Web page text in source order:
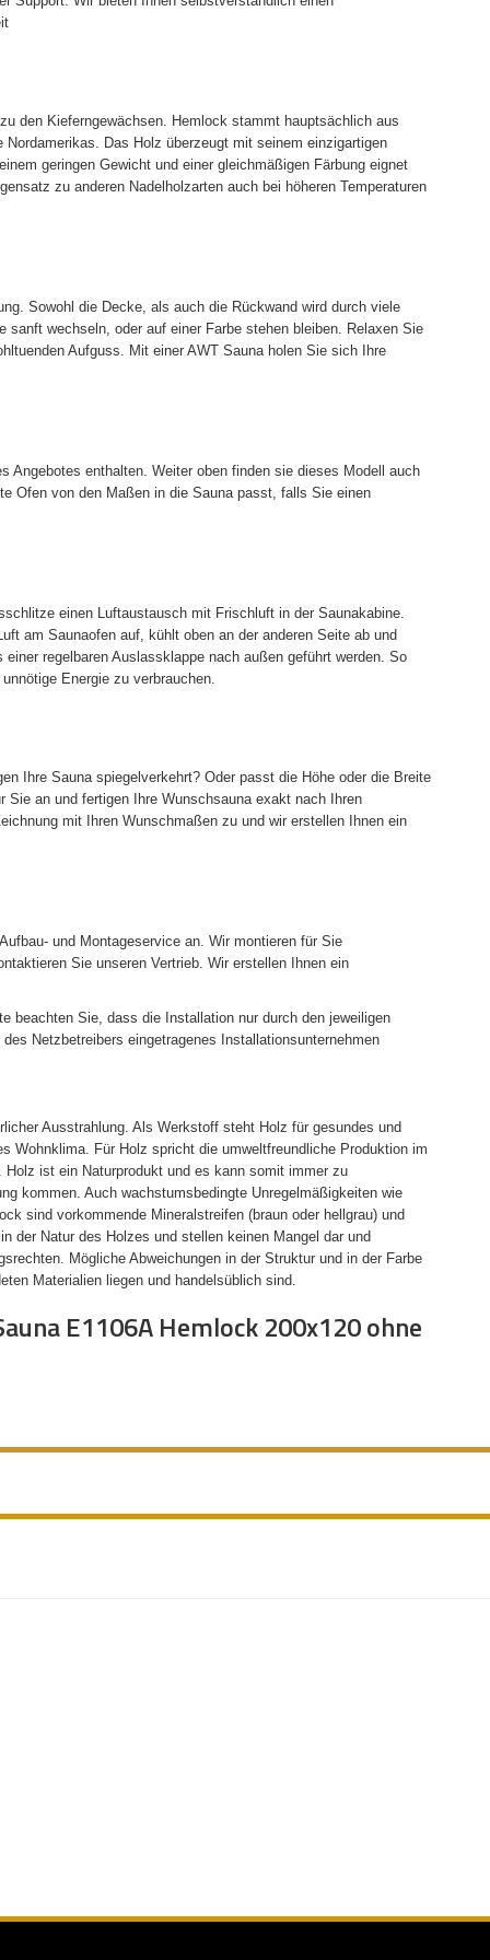
den Kieferngewächsen. Hemlock stammt hauptsächlich aus
Das Holz überzeugt mit seinem einzigartigen
geringen Gewicht und einer gleichmäßigen Färbung eignet
zu anderen Nadelholzarten auch bei höheren Temperaturen
Sowohl die Decke, als auch die Rückwand wird durch viele
wechseln, oder auf einer Farbe stehen bleiben. Relaxen Sie
Aufguss. Mit einer AWT Sauna holen Sie sich Ihre
Angebotes enthalten. Weiter oben finden sie dieses Modell auch
Ofen von den Maßen in die Sauna passt, falls Sie einen
einen Luftaustausch mit Frischluft in der Saunakabine.
am Saunaofen auf, kühlt oben an der anderen Seite ab und
regelbaren Auslassklappe nach außen geführt werden. So
Energie zu verbrauchen.
Ihre Sauna spiegelverkehrt? Oder passt die Höhe oder die Breite
an und fertigen Ihre Wunschsauna exakt nach Ihren
mit Ihren Wunschmaßen zu und wir erstellen Ihnen ein
und Montageservice an. Wir montieren für Sie
Sie unseren Vertrieb. Wir erstellen Ihnen ein
beachten Sie, dass die Installation nur durch den jeweiligen
Netzbetreibers eingetragenes Installationsunternehmen
Ausstrahlung. Als Werkstoff steht Holz für gesundes und
Wohnklima. Für Holz spricht die umweltfreundliche Produktion im
ist ein Naturprodukt und es kann somit immer zu
kommen. Auch wachstumsbedingte Unregelmäßigkeiten wie
sind vorkommende Mineralstreifen (braun oder hellgrau) und
der Natur des Holzes und stellen keinen Mangel dar und
Mögliche Abweichungen in der Struktur und in der Farbe
Materialien liegen und handelsüblich sind.
E1106A Hemlock 200x120 ohne